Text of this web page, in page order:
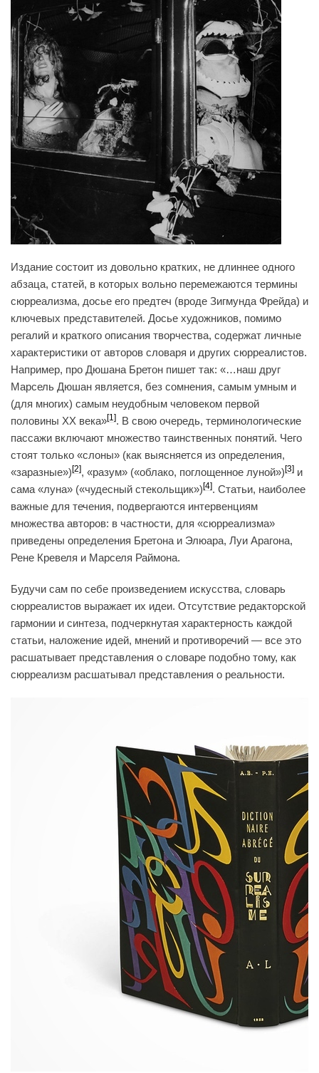
Издание состоит из довольно кратких, не длиннее одного
абзаца, статей, в которых вольно перемежаются термины
сюрреализма, досье его предтеч (вроде Зигмунда Фрейда) и
ключевых представителей. Досье художников, помимо
регалий и краткого описания творчества, содержат личные
характеристики от авторов словаря и других сюрреалистов.
Например, про Дюшана Бретон пишет так: «…наш друг
Марсель Дюшан является, без сомнения, самым умным и
(для многих) самым неудобным человеком первой
половины XX века»[1]. В свою очередь, терминологические
пассажи включают множество таинственных понятий. Чего
стоят только «слоны» (как выясняется из определения,
«заразные»)[2], «разум» («облако, поглощенное луной»)[3] и
сама «луна» («чудесный стекольщик»)[4]. Статьи, наиболее
важные для течения, подвергаются интервенциям
множества авторов: в частности, для «сюрреализма»
приведены определения Бретона и Элюара, Луи Арагона,
Рене Кревеля и Марселя Раймона.
Будучи сам по себе произведением искусства, словарь
сюрреалистов выражает их идеи. Отсутствие редакторской
гармонии и синтеза, подчеркнутая характерность каждой
статьи, наложение идей, мнений и противоречий — все это
расшатывает представления о словаре подобно тому, как
сюрреализм расшатывал представления о реальности.